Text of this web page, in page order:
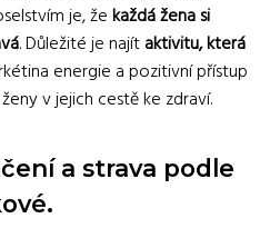
je, žekaždá žena si
. Důležité je najítaktivitu, která
energie a pozitivní přístup
v jejich cestě ke zdraví.
a strava podle